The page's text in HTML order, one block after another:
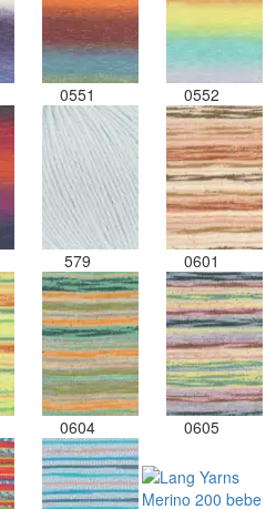
0551 0552
579 0601
0604 0605